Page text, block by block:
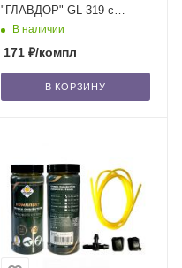
"ГЛАВДОР" GL-319 с
жиклерами и тройником,
Газель /20
В наличии
171₽/компл
В КОРЗИНУ